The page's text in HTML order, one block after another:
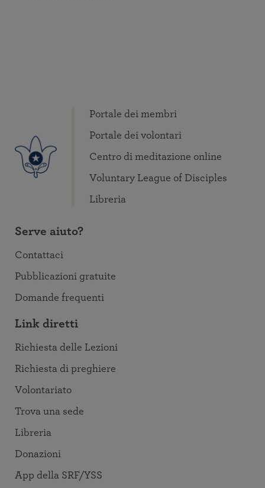
Portale dei membri
Portale dei volontari
Centro di meditazione online
Voluntary League of Disciples
Libreria
Serve aiuto?
Contattaci
Pubblicazioni gratuite
Domande frequenti
Link diretti
Richiesta delle Lezioni
Richiesta di preghiere
Volontariato
Trova una sede
Libreria
Donazioni
App della SRF/YSS